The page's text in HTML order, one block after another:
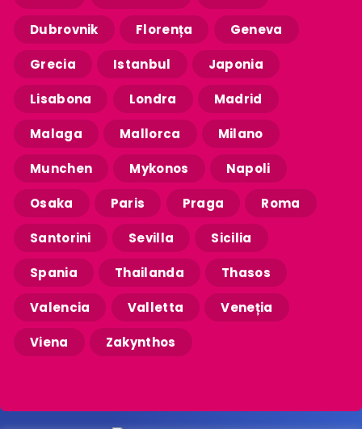
Dubrovnik Florența Geneva
Grecia Istanbul Japonia
Lisabona Londra Madrid
Malaga Mallorca Milano
Munchen Mykonos Napoli
Osaka Paris Praga Roma
Santorini Sevilla Sicilia
Spania Thailanda Thasos
Valencia Valletta Veneția
Viena Zakynthos